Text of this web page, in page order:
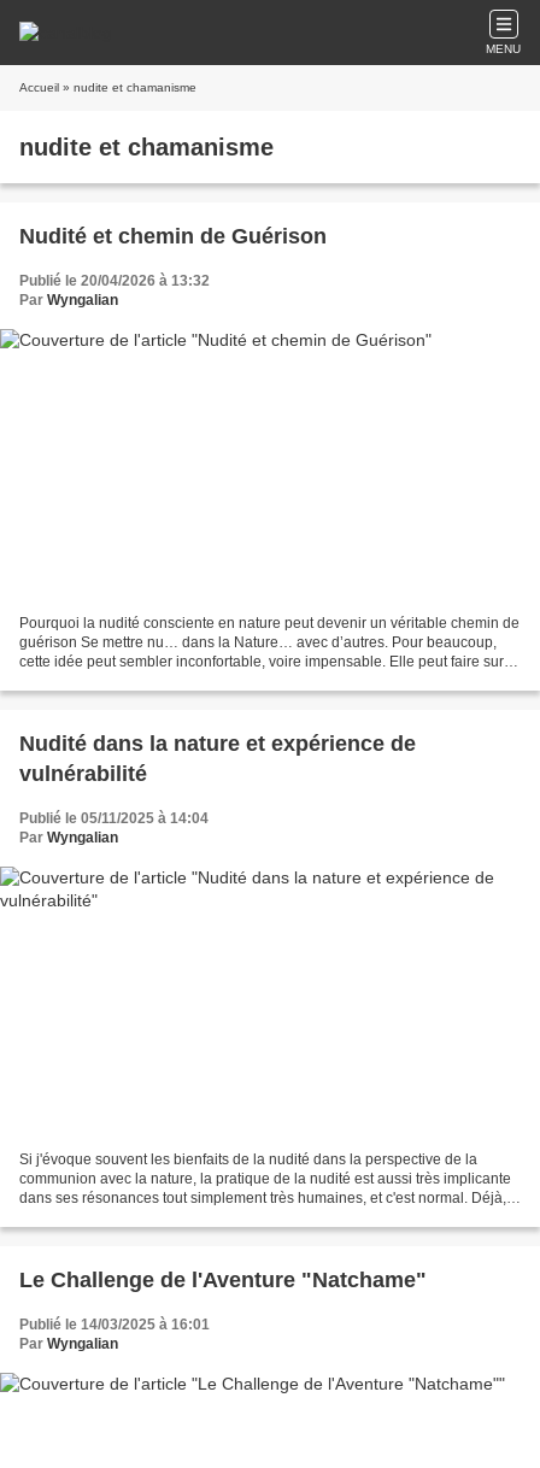
MENU
Accueil » nudite et chamanisme
nudite et chamanisme
Nudité et chemin de Guérison
Publié le 20/04/2026 à 13:32
Par Wyngalian
Pourquoi la nudité consciente en nature peut devenir un véritable chemin de
guérison Se mettre nu… dans la Nature… avec d’autres. Pour beaucoup,
cette idée peut sembler inconfortable, voire impensable. Elle peut faire surgir
Nudité dans la nature et expérience de
vulnérabilité
Publié le 05/11/2025 à 14:04
Par Wyngalian
Si j'évoque souvent les bienfaits de la nudité dans la perspective de la
communion avec la nature, la pratique de la nudité est aussi très implicante
dans ses résonances tout simplement très humaines, et c'est normal. Déjà,
Le Challenge de l'Aventure "Natchame"
Publié le 14/03/2025 à 16:01
Par Wyngalian